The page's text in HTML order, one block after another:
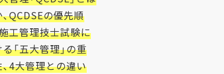
QCDSEの優先順
工管理技士試験に
「五大管理」の重
4大管理との違い